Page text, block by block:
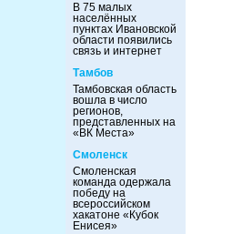
В 75 малых
населённых
пунктах Ивановской
области появились
связь и интернет
Тамбов
Тамбовская область
вошла в число
регионов,
представленных на
«ВК Места»
Смоленск
Смоленская
команда одержала
победу на
всероссийском
хакатоне «Кубок
Енисея»